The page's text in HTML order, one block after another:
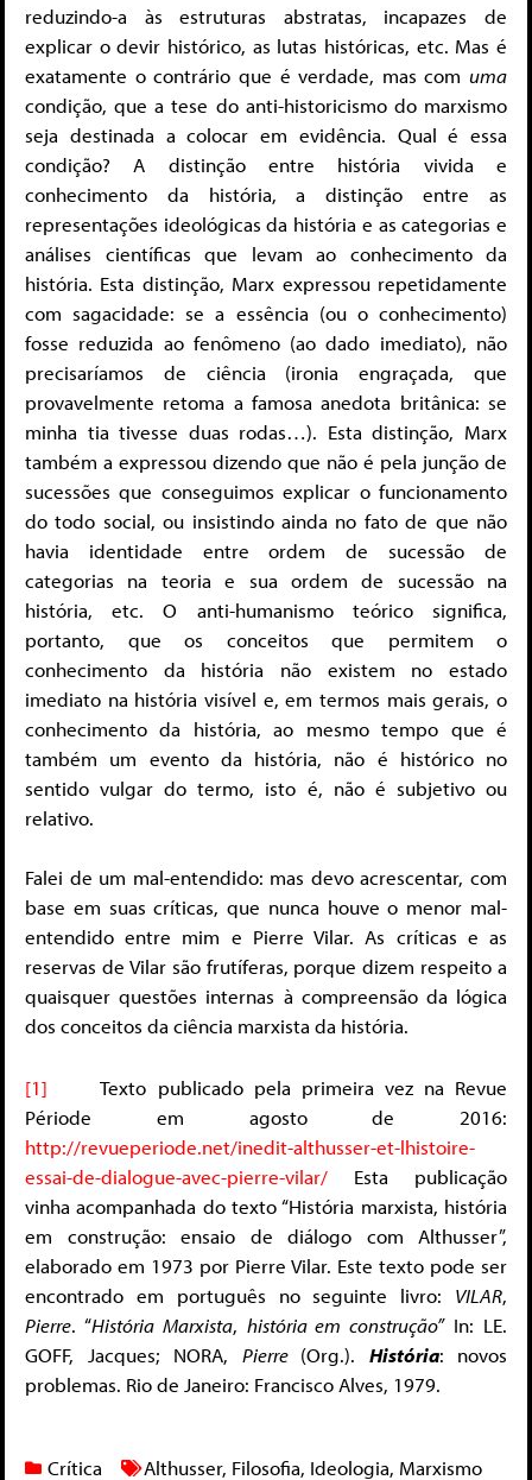
reduzindo-a às estruturas abstratas, incapazes de
explicar o devir histórico, as lutas históricas, etc. Mas é
exatamente o contrário que é verdade, mas com uma
condição, que a tese do anti-historicismo do marxismo
seja destinada a colocar em evidência. Qual é essa
condição? A distinção entre história vivida e
conhecimento da história, a distinção entre as
representações ideológicas da história e as categorias e
análises científicas que levam ao conhecimento da
história. Esta distinção, Marx expressou repetidamente
com sagacidade: se a essência (ou o conhecimento)
fosse reduzida ao fenômeno (ao dado imediato), não
precisaríamos de ciência (ironia engraçada, que
provavelmente retoma a famosa anedota britânica: se
minha tia tivesse duas rodas…). Esta distinção, Marx
também a expressou dizendo que não é pela junção de
sucessões que conseguimos explicar o funcionamento
do todo social, ou insistindo ainda no fato de que não
havia identidade entre ordem de sucessão de
categorias na teoria e sua ordem de sucessão na
história, etc. O anti-humanismo teórico significa,
portanto, que os conceitos que permitem o
conhecimento da história não existem no estado
imediato na história visível e, em termos mais gerais, o
conhecimento da história, ao mesmo tempo que é
também um evento da história, não é histórico no
sentido vulgar do termo, isto é, não é subjetivo ou
relativo.
Falei de um mal-entendido: mas devo acrescentar, com
base em suas críticas, que nunca houve o menor mal-
entendido entre mim e Pierre Vilar. As críticas e as
reservas de Vilar são frutíferas, porque dizem respeito a
quaisquer questões internas à compreensão da lógica
dos conceitos da ciência marxista da história.
[1] Texto publicado pela primeira vez na Revue
Période em agosto de 2016:
http://revueperiode.net/inedit-althusser-et-lhistoire-
essai-de-dialogue-avec-pierre-vilar/ Esta publicação
vinha acompanhada do texto “História marxista, história
em construção: ensaio de diálogo com Althusser”,
elaborado em 1973 por Pierre Vilar. Este texto pode ser
encontrado em português no seguinte livro: VILAR,
Pierre. “História Marxista, história em construção”In: LE.
GOFF, Jacques; NORA, Pierre (Org.). História: novos
problemas. Rio de Janeiro: Francisco Alves, 1979.
Crítica Althusser, Filosofia, Ideologia, Marxismo